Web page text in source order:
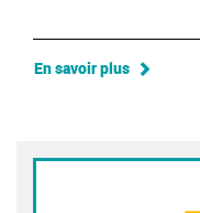
En savoir plus